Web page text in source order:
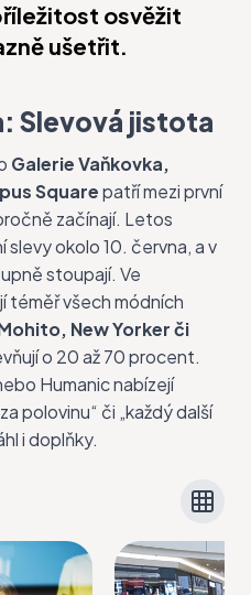
osvěžit
ušetřit.
Slevová jistota
Galerie Vaňkovka,
Squarepatří mezi první
začínají. Letos
okolo 10. června, a v
stoupají. Ve
téměř všech módních
, New Yorkerči
o 20 až 70 procent.
Humanicnabízejí
polovinu“ či „každý další
i doplňky.